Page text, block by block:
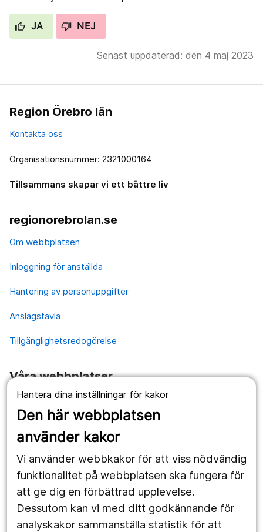
Hantera dina inställningar för kakor
Den här webbplatsen
använder kakor
Vi använder webbkakor för att viss nödvändig
funktionalitet på webbplatsen ska fungera för
att ge dig en förbättrad upplevelse.
Dessutom kan vi med ditt godkännande för
analyskakor sammanställa statistik för att
JA NEJ
Senast uppdaterad: den 4 maj 2023
Region Örebro län
Kontakta oss
Organisationsnummer: 2321000164
Tillsammans skapar vi ett bättre liv
regionorebrolan.se
Om webbplatsen
Inloggning för anställda
Hantering av personuppgifter
Anslagstavla
Tillgänglighetsredogörelse
Våra webbplatser
1177.se
Länstrafiken
Utveckling
Följ oss